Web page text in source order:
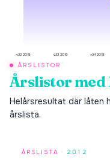
v32 2019 v33 2019 v34 2019
ÅRSLISTOR
Årslistor med
Helårsresultat där låten
årslista.
ÅRSLISTA · 2012